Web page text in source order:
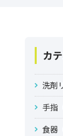
カ
洗剤
手指
食器